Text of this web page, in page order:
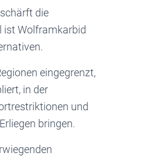
die
ist Wolframkarbid
eingegrenzt,
in der
und
bringen.